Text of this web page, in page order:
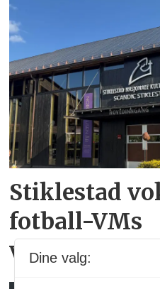
Stiklestad
fotball-VMs
Dine valg: